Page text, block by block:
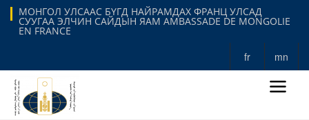
МОНГОЛ УЛСААС БҮГД НАЙРАМДАХ ФРАНЦ УЛСАД
СУУГАА ЭЛЧИН САЙДЫН ЯАМ AMBASSADE DE MONGOLIE
EN FRANCE
fr mn